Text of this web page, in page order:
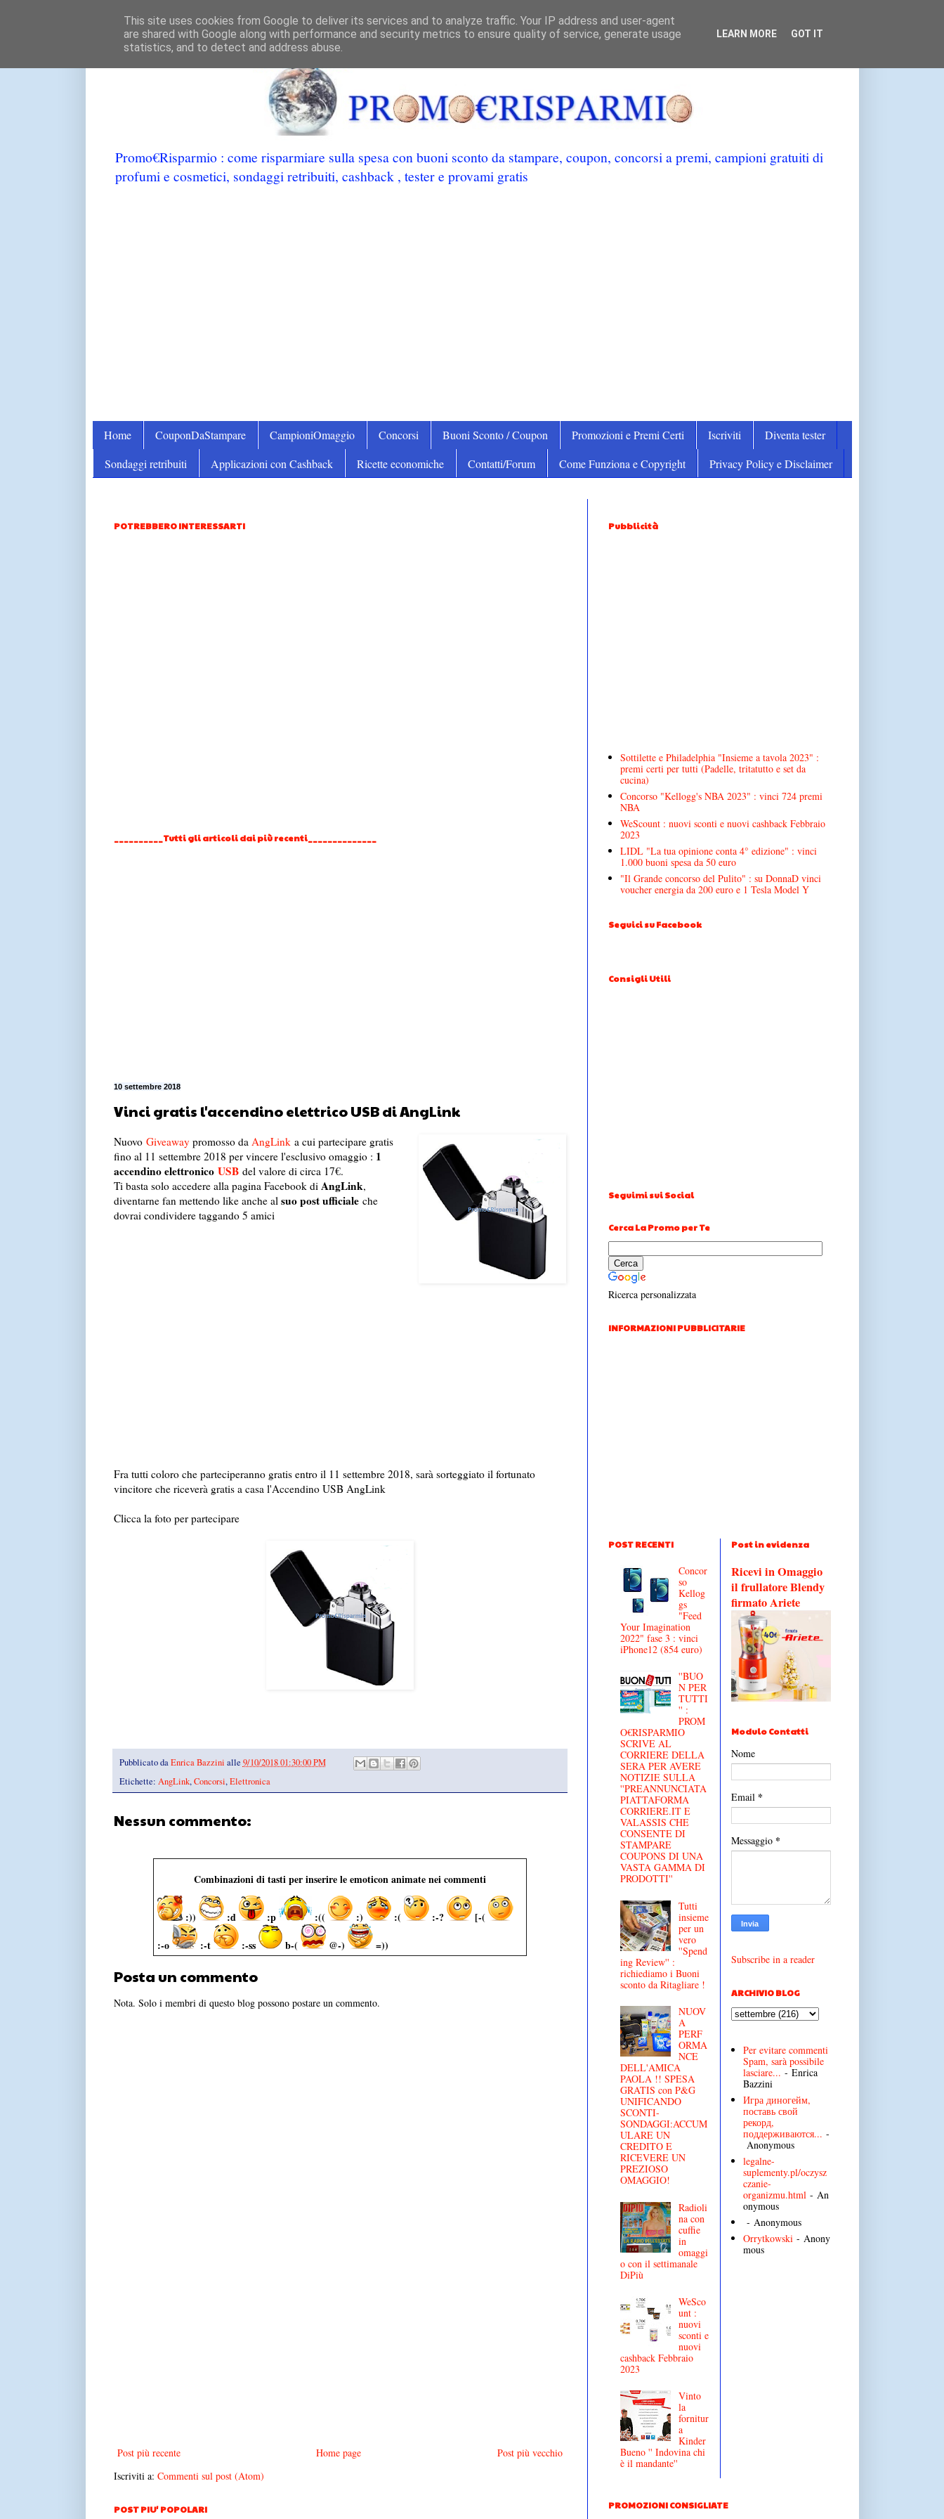
Promo€Risparmio : come risparmiare sulla spesa con buoni sconto da stampare, coupon, concorsi a premi, campioni gratuiti di
profumi e cosmetici, sondaggi retribuiti, cashback , tester e provami gratis
Home CouponDaStampare CampioniOmaggio Concorsi Buoni Sconto / Coupon Promozioni e Premi Certi Iscriviti
Diventa tester
Sondaggi retribuiti
Applicazioni con Cashback Ricette economiche Contatti/Forum Come Funziona e Copyright Privacy Policy e Disclaimer
POTREBBERO INTERESSARTI
__________Tutti gli articoli dai più recenti______________
10 settembre 2018
Vinci gratis l'accendino elettrico USB di AngLink
Nuovo Giveawaypromosso da AngLinka cui partecipare gratis
fino al 11 settembre 2018 per vincere l'esclusivo omaggio : 1
accendino elettronico USB del valore di circa 17€.
Ti basta solo accedere alla pagina Facebook di AngLink,
diventarne fan mettendo like anche al suo post ufficialeche
dovrai condividere taggando 5 amici
Fra tutti coloro che parteciperanno gratis entro il 11 settembre 2018, sarà sorteggiato il fortunato
vincitore che riceverà gratis a casa l'Accendino USB AngLink
Clicca la foto per partecipare
Pubblicato daEnrica Bazzini alle 9/10/2018 01:30:00 PM
Etichette: AngLink,Concorsi,Elettronica
Nessun commento:
Combinazioni di tasti per inserire le emoticon animate nei commenti
:)) :d :p :(( :) :( :-?
[-(
:-o
:-t :-ss b-( @-) =))
Posta un commento
Nota. Solo i membri di questo blog possono postare un commento.
Post più recente Post più vecchio
Home page
Iscriviti a: Commenti sul post (Atom)
POST PIU' POPOLARI
Pubblicità
Sottilette e Philadelphia "Insieme a tavola 2023" :
premi certi per tutti (Padelle, tritatutto e set da
cucina)
Concorso "Kellogg's NBA 2023" : vinci 724 premi
NBA
WeScount : nuovi sconti e nuovi cashback Febbraio
2023
LIDL "La tua opinione conta 4° edizione" : vinci
1.000 buoni spesa da 50 euro
"Il Grande concorso del Pulito" : su DonnaD vinci
voucher energia da 200 euro e 1 Tesla Model Y
Seguici su Facebook
Consigli Utili
Seguimi sui Social
Cerca La Promo per Te
Ricerca personalizzata
INFORMAZIONI PUBBLICITARIE
POST RECENTI
Concor
so
Kellog
gs
"Feed
Your Imagination
2022" fase 3 : vinci
iPhone12 (854 euro)
''BUO
N PER
TUTTI
'' :
PROM
O€RISPARMIO
SCRIVE AL
CORRIERE DELLA
SERA PER AVERE
NOTIZIE SULLA
''PREANNUNCIATA
PIATTAFORMA
CORRIERE.IT E
VALASSIS CHE
CONSENTE DI
STAMPARE
COUPONS DI UNA
VASTA GAMMA DI
PRODOTTI''
Tutti
insieme
per un
vero
''Spend
ing Review'' :
richiediamo i Buoni
sconto da Ritagliare !
NUOV
A
PERF
ORMA
NCE
DELL'AMICA
PAOLA !! SPESA
GRATIS con P&G
UNIFICANDO
SCONTI-
SONDAGGI:ACCUM
ULARE UN
CREDITO E
RICEVERE UN
PREZIOSO
OMAGGIO!
Radioli
na con
cuffie
in
omaggi
o con il settimanale
DiPiù
WeSco
unt :
nuovi
sconti e
nuovi
cashback Febbraio
2023
Vinto
la
fornitur
a
Kinder
Bueno '' Indovina chi
è il mandante''
Post in evidenza
Ricevi in Omaggio
il frullatore Blendy
firmato Ariete
Modulo Contatti
Nome
Email *
Messaggio *
Subscribe in a reader
ARCHIVIO BLOG
Per evitare commenti
Spam, sarà possibile
lasciare... - Enrica
Bazzini
Игра диногейм,
поставь свой
рекорд,
поддерживаются... -
Anonymous
legalne-
suplementy.pl/oczysz
czanie-
organizmu.html - An
onymous
- Anonymous
Orrytkowski - Anony
mous
PROMOZIONI CONSIGLIATE
This site uses cookies from Google to deliver its services and to analyze traffic. Your IP address and user-agent
are shared with Google along with performance and security metrics to ensure quality of service, generate usage
statistics, and to detect and address abuse.
LEARN MORE GOT IT